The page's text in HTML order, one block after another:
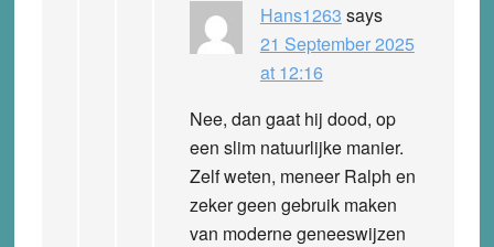
Hans1263 says
21 September 2025
at 12:16
Nee, dan gaat hij dood, op
een slim natuurlijke manier.
Zelf weten, meneer Ralph en
zeker geen gebruik maken
van moderne geneeswijzen